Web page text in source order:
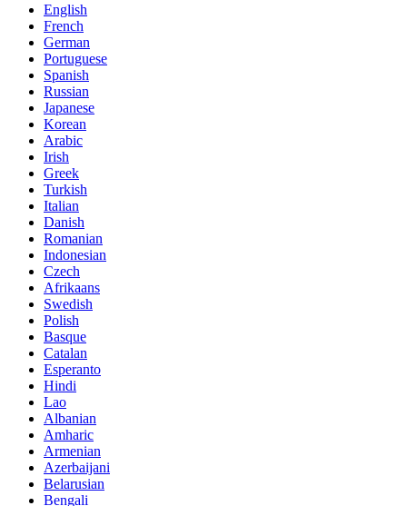
English
French
German
Portuguese
Spanish
Russian
Japanese
Korean
Arabic
Irish
Greek
Turkish
Italian
Danish
Romanian
Indonesian
Czech
Afrikaans
Swedish
Polish
Basque
Catalan
Esperanto
Hindi
Lao
Albanian
Amharic
Armenian
Azerbaijani
Belarusian
Bengali